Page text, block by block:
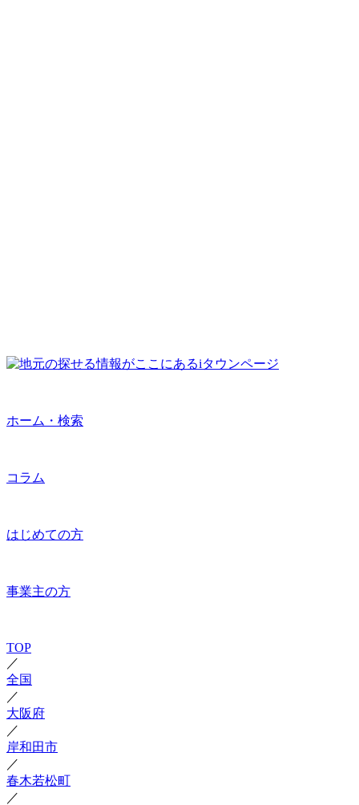
ホーム・検索
コラム
はじめての方
事業主の方
TOP
／
全国
／
大阪府
／
岸和田市
／
春木若松町
／